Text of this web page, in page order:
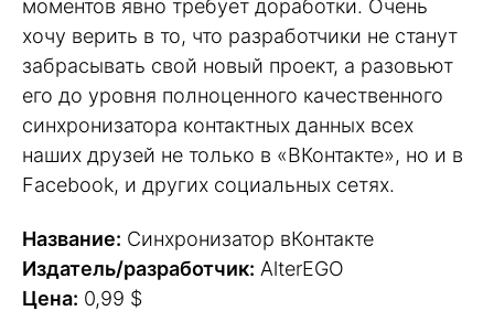
моментов явно требует доработки. Очень
хочу верить в то, что разработчики не станут
забрасывать свой новый проект, а разовьют
его до уровня полноценного качественного
синхронизатора контактных данных всех
наших друзей не только в «ВКонтакте», но и в
Facebook, и других социальных сетях.
Название: Синхронизатор вКонтакте
Издатель/разработчик: AlterEGO
Цена: 0,99 $